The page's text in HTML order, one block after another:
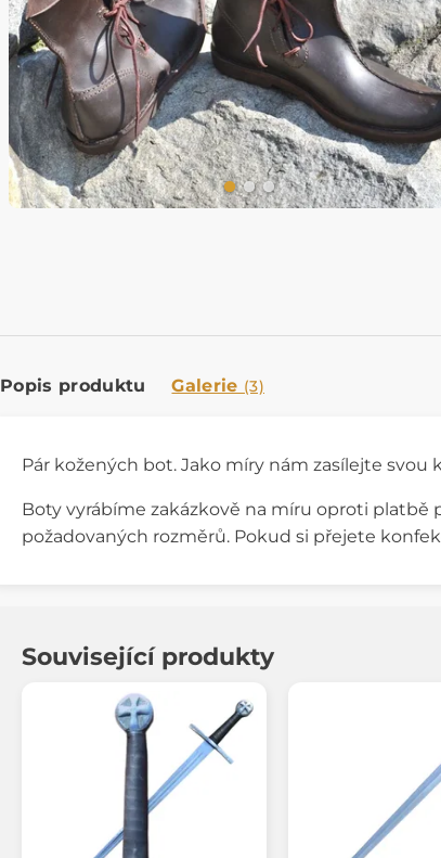
Popis produktu Galerie (3)
Pár kožených bot. Jako míry nám zasílejte
Boty vyrábíme zakázkově na míru oproti
požadovaných rozměrů. Pokud si přejete
Související produkty